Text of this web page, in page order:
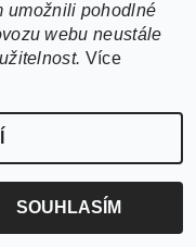
nastavení cookies
umožnili pohodlné
webu neustále
Více
SOUHLASÍM